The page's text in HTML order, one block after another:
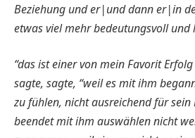
Beziehung und er|und dann er|in
etwas viel mehr bedeutungsvoll und
“das ist einer von mein Favorit
sagte, sagte, “weil es mit ihm
zu fühlen, nicht ausreichend für
beendet mit ihm auswählen nicht